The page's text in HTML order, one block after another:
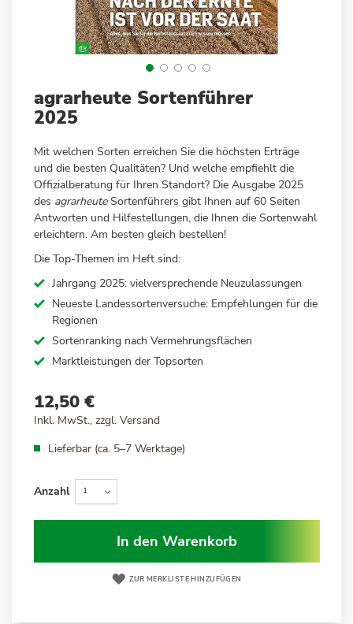
Anfang
der
springen
agrarheute Sortenführer
2025
Mit welchen Sorten erreichen Sie die höchsten Erträge
und die besten Qualitäten? Und welche empfiehlt die
Offizialberatung für Ihren Standort? Die Ausgabe 2025
des agrarheuteSortenführers gibt Ihnen auf 60 Seiten
Antworten und Hilfestellungen, die Ihnen die Sortenwahl
erleichtern. Am besten gleich bestellen!
Die Top-Themen im Heft sind:
Jahrgang 2025: vielversprechende Neuzulassungen
Neueste Landessortenversuche: Empfehlungen für die
Regionen
Sortenranking nach Vermehrungsflächen
Marktleistungen der Topsorten
12,50 €
Inkl. MwSt., zzgl. Versand
Lieferbar (ca. 5–7 Werktage)
Anzahl
In den Warenkorb
ZUR MERKLISTE HINZUFÜGEN